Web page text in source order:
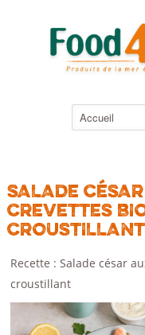
SALADE
CREVETTES
CROUSTILLANT
Recette : Salade césar
croustillant